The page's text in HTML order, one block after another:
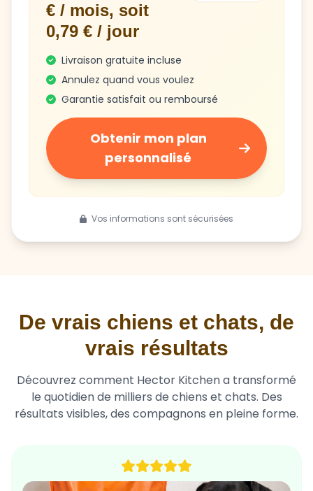
€ / mois, soit
0,79 € / jour
Livraison gratuite incluse
Annulez quand vous voulez
Garantie satisfait ou remboursé
Obtenir mon plan
personnalisé
Vos informations sont sécurisées
De vrais chiens et chats, de
vrais résultats
Découvrez comment Hector Kitchen a transformé
le quotidien de milliers de chiens et chats. Des
résultats visibles, des compagnons en pleine forme.